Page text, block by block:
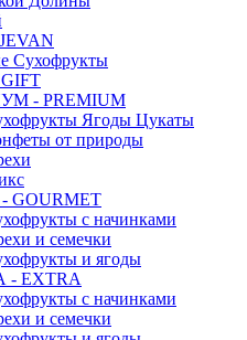
Сухофрукты
- PREMIUM
Ягоды Цукаты
от природы
GOURMET
с начинками
и семечки
и ягоды
- EXTRA
с начинками
и семечки